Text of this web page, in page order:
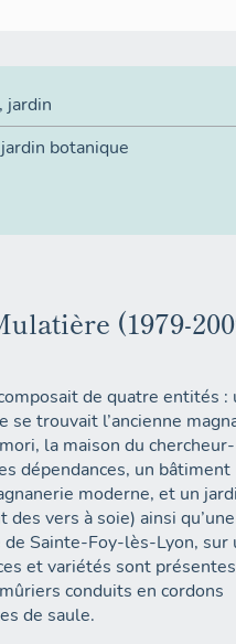
, jardin
jardin botanique
(1979-
de quatre entités :
se trouvait l’ancienne
la maison du chercheur-
dépendances, un bâtiment
moderne, et un
vers à soie) ainsi qu’une
Sainte-Foy-lès-Lyon, sur
et variétés sont
conduits en cordons
de saule.